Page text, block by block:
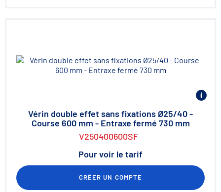
Vérin double effet sans fixations Ø25/40 -
Course 600 mm - Entraxe fermé 730 mm
V250400600SF
Pour voir le tarif
CRÉER UN COMPTE